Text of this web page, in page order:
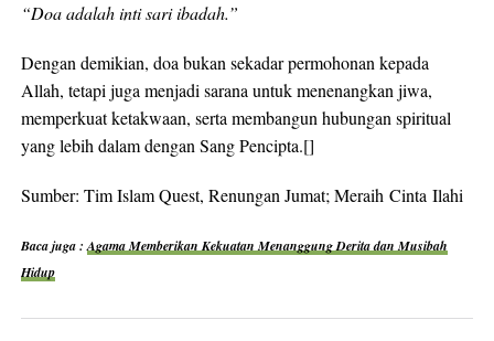
“Doa adalah inti sari ibadah.”
Dengan demikian, doa bukan sekadar permohonan kepada
Allah, tetapi juga menjadi sarana untuk menenangkan jiwa,
memperkuat ketakwaan, serta membangun hubungan spiritual
yang lebih dalam dengan Sang Pencipta.[]
Sumber: Tim Islam Quest, Renungan Jumat; Meraih Cinta Ilahi
Baca juga :Agama Memberikan Kekuatan Menanggung Derita dan Musibah
Hidup